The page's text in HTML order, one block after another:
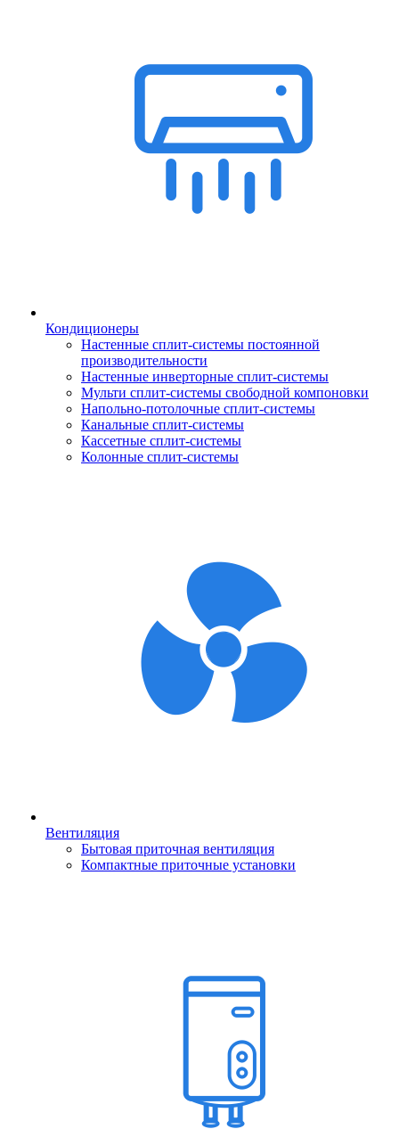
Кондиционеры
Настенные сплит-системы постоянной
производительности
Настенные инверторные сплит-системы
Мульти сплит-системы свободной компоновки
Напольно-потолочные сплит-системы
Канальные сплит-системы
Кассетные сплит-системы
Колонные сплит-системы
Вентиляция
Бытовая приточная вентиляция
Компактные приточные установки